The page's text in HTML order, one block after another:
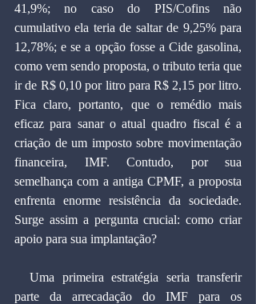
41,9%; no caso do PIS/Cofins não
cumulativo ela teria de saltar de 9,25% para
12,78%; e se a opção fosse a Cide gasolina,
como vem sendo proposta, o tributo teria que
ir de R$ 0,10 por litro para R$ 2,15 por litro.
Fica claro, portanto, que o remédio mais
eficaz para sanar o atual quadro fiscal é a
criação de um imposto sobre movimentação
financeira, IMF. Contudo, por sua
semelhança com a antiga CPMF, a proposta
enfrenta enorme resistência da sociedade.
Surge assim a pergunta crucial: como criar
apoio para sua implantação?
parte da arrecadação do IMF para os